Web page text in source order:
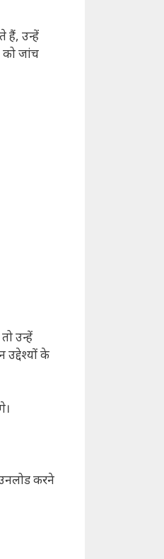
हैं, उन्हें
को जांच
उन्हें
उद्देश्यों के
करने